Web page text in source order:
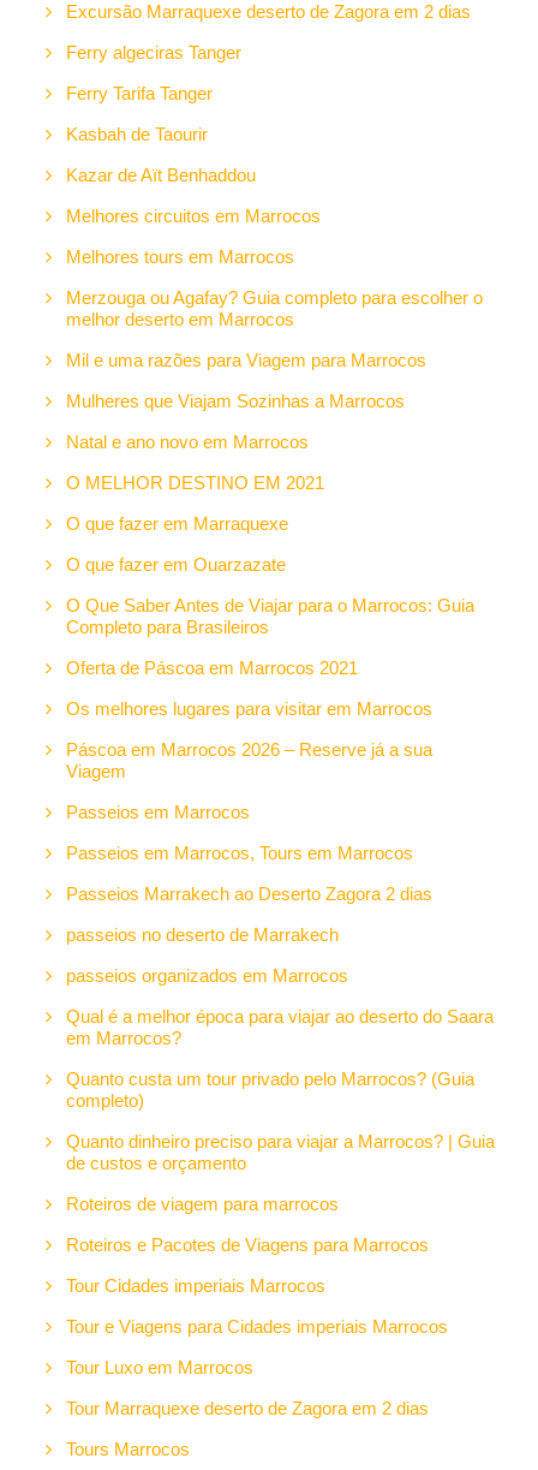
Excursão Marraquexe deserto de Zagora em 2 dias
Ferry algeciras Tanger
Ferry Tarifa Tanger
Kasbah de Taourir
Kazar de Aït Benhaddou
Melhores circuitos em Marrocos
Melhores tours em Marrocos
Merzouga ou Agafay? Guia completo para escolher o
melhor deserto em Marrocos
Mil e uma razões para Viagem para Marrocos
Mulheres que Viajam Sozinhas a Marrocos
Natal e ano novo em Marrocos
O MELHOR DESTINO EM 2021
O que fazer em Marraquexe
O que fazer em Ouarzazate
O Que Saber Antes de Viajar para o Marrocos: Guia
Completo para Brasileiros
Oferta de Páscoa em Marrocos 2021
Os melhores lugares para visitar em Marrocos
Páscoa em Marrocos 2026 – Reserve já a sua
Viagem
Passeios em Marrocos
Passeios em Marrocos, Tours em Marrocos
Passeios Marrakech ao Deserto Zagora 2 dias
passeios no deserto de Marrakech
passeios organizados em Marrocos
Qual é a melhor época para viajar ao deserto do Saara
em Marrocos?
Quanto custa um tour privado pelo Marrocos? (Guia
completo)
Quanto dinheiro preciso para viajar a Marrocos? | Guia
de custos e orçamento
Roteiros de viagem para marrocos
Roteiros e Pacotes de Viagens para Marrocos
Tour Cidades imperiais Marrocos
Tour e Viagens para Cidades imperiais Marrocos
Tour Luxo em Marrocos
Tour Marraquexe deserto de Zagora em 2 dias
Tours Marrocos